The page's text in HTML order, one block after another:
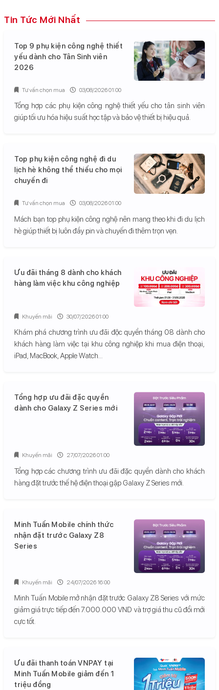
Tin Tức Mới Nhất
Top 9 phụ kiện công nghệ thiết
yếu dành cho Tân Sinh viên
2026
Tổng hợp các phụ kiện công nghệ thiết yếu cho tân sinh viên
giúp tối ưu hóa hiệu suất học tập và bảo vệ thiết bị hiệu quả.
Tư vấn chọn mua 03/08/2026 01:00
Top phụ kiện công nghệ đi du
lịch hè không thể thiếu cho mọi
chuyến đi
Mách bạn top phụ kiện công nghệ nên mang theo khi đi du lịch
hè giúp thiết bị luôn đầy pin và chuyến đi thêm trọn vẹn.
Tư vấn chọn mua 03/08/2026 01:00
Ưu đãi tháng 8 dành cho khách
hàng làm việc khu công nghiệp
Khám phá chương trình ưu đãi độc quyền tháng 08 dành cho
khách hàng làm việc tại khu công nghiệp khi mua điện thoại,
iPad, MacBook, Apple Watch...
Khuyến mãi 30/07/2026 01:00
Tổng hợp ưu đãi đặc quyền
dành cho Galaxy Z Series mới
Tổng hợp các chương trình ưu đãi đặc quyền dành cho khách
hàng đặt trước thế hệ điện thoại gập Galaxy Z Series mới.
Khuyến mãi 27/07/2026 01:00
Minh Tuấn Mobile chính thức
nhận đặt trước Galaxy Z8
Series
Minh Tuấn Mobile mở nhận đặt trước Galaxy Z8 Series với mức
giảm giá trực tiếp đến 7.000.000 VND và trợ giá thu cũ đổi mới
cực tốt.
Khuyến mãi 24/07/2026 16:00
Ưu đãi thanh toán VNPAY tại
Minh Tuấn Mobile giảm đến 1
triệu đồng